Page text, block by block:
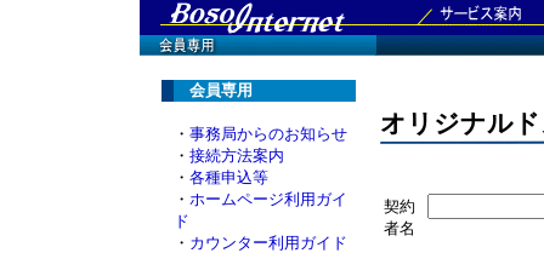
会員専用
・ 事務局からのお知らせ
・ 接続方法案内
・ 各種申込等
・ ホームページ利用ガイ
ド
・ カウンター利用ガイド
オリジナル
契約
者名